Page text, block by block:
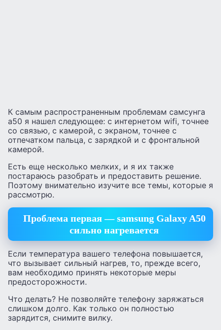
К самым распространенным проблемам самсунга
а50 я нашел следующее: с интернетом wifi, точнее
со связью, с камерой, с экраном, точнее с
отпечатком пальца, с зарядкой и с фронтальной
камерой.
Есть еще несколько мелких, и я их также
постараюсь разобрать и предоставить решение.
Поэтому внимательно изучите все темы, которые я
рассмотрю.
Проблема первая — samsung Galaxy A50
сильно нагревается
Если температура вашего телефона повышается,
что вызывает сильный нагрев, то, прежде всего,
вам необходимо принять некоторые меры
предосторожности.
Что делать? Не позволяйте телефону заряжаться
слишком долго. Как только он полностью
зарядится, снимите вилку.